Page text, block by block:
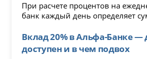
При расчете процентов на
банк каждый день определяет
Вклад 20% в Альфа-Банке —
доступен и в чем подвох